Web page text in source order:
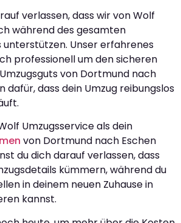
verlassen, dass wir von Wolf
während des gesamten
unterstützen. Unser erfahrenes
professionell um den sicheren
von Dortmund nach
dafür, dass dein Umzug reibungslos
Umzugsservice als dein
von Dortmund nach Eschen
du dich darauf verlassen, dass
kümmern, während du
in deinem neuen Zuhause in
kannst.